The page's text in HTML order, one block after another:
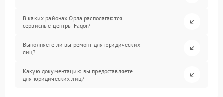
В каких районах Орла располагаются
сервисные центры Fagor?
Выполняете ли вы ремонт для юридических
лиц?
Какую документацию вы предоставляете
для юридических лиц?